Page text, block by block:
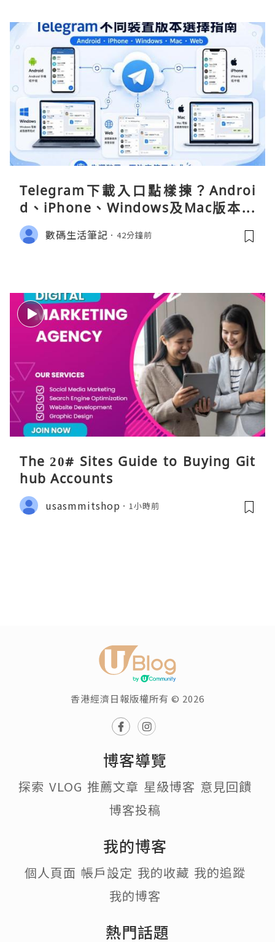
Telegram下載入口點樣揀？Androi
d、iPhone、Windows及Mac版本分
別
數碼生活筆記 42分鐘前
The 20# Sites Guide to Buying Git
hub Accounts
usasmmitshop 1小時前
香港經濟日報版權所有 © 2026
博客導覽
探索 VLOG 推薦文章 星級博客 意見回饋
博客投稿
我的博客
個人頁面 帳戶設定 我的收藏 我的追蹤
我的博客
熱門話題